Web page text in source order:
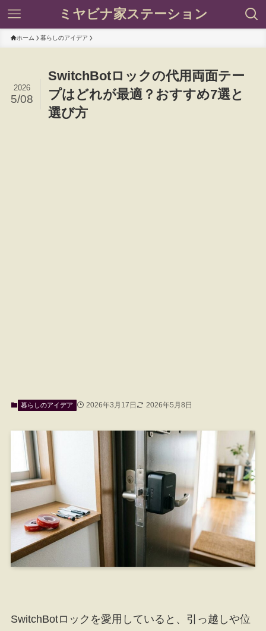
ミヤビナ家ステーション
ホーム 暮らしのアイデア
SwitchBotロックの代用両面テー
プはどれが最適？おすすめ7選と
選び方
2026
5/08
暮らしのアイデア 2026年3月17日 2026年5月8日
SwitchBotロックを愛用していると、引っ越しや位